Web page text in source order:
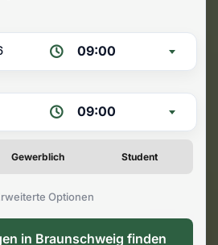
09:00
09:00
Gewerblich Student
Optionen
in Braunschweig finden